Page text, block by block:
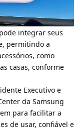
integrar seus
permitindo a
como
casas, conforme
Executivo e
da Samsung
para facilitar a
de usar, confiável e